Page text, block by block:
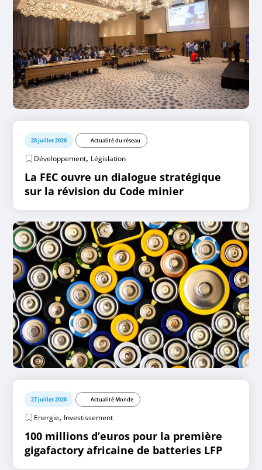
28 juillet 2026 Actualité du réseau
Développement, Législation
La FEC ouvre un dialogue stratégique
sur la révision du Code minier
27 juillet 2026 Actualité Monde
Energie, Investissement
100 millions d’euros pour la première
gigafactory africaine de batteries LFP